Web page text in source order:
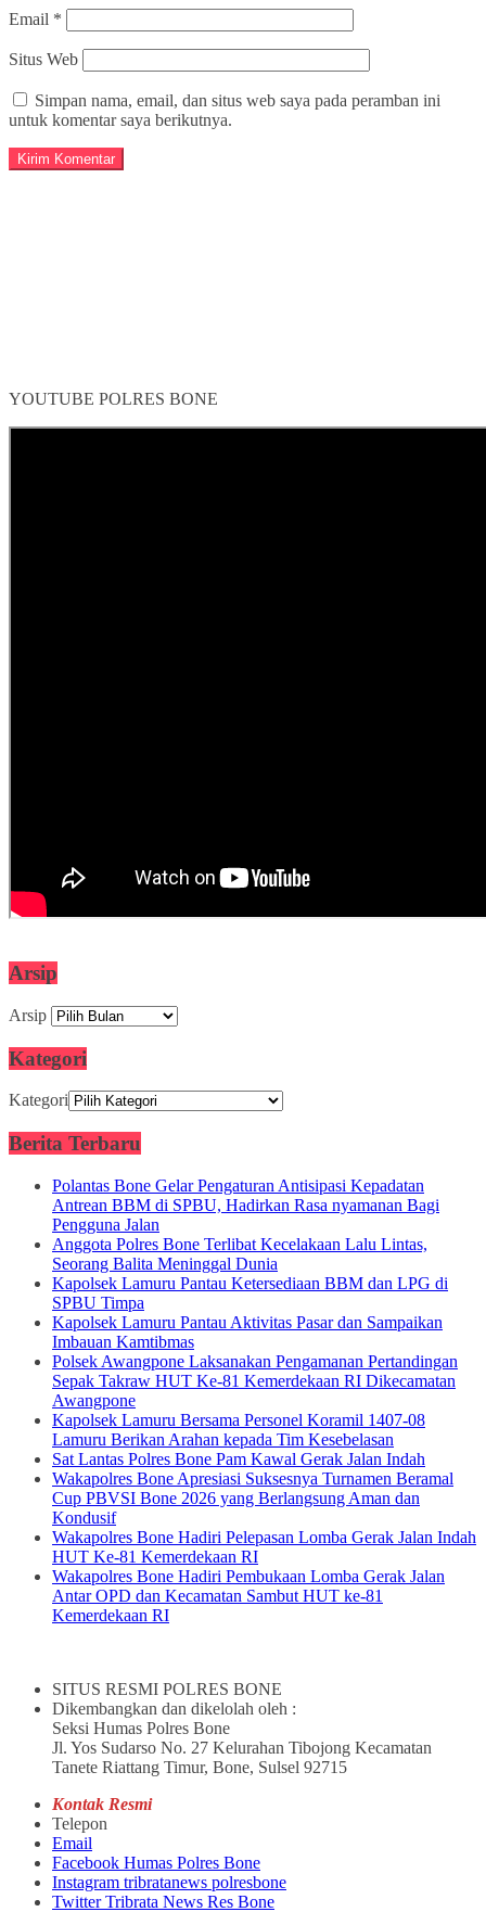
Email *
Situs Web
Simpan nama, email, dan situs web saya pada peramban ini
untuk komentar saya berikutnya.
YOUTUBE POLRES BONE
Arsip
Arsip
Kategori
Kategori
Berita Terbaru
Polantas Bone Gelar Pengaturan Antisipasi Kepadatan
Antrean BBM di SPBU, Hadirkan Rasa nyamanan Bagi
Pengguna Jalan
Anggota Polres Bone Terlibat Kecelakaan Lalu Lintas,
Seorang Balita Meninggal Dunia
Kapolsek Lamuru Pantau Ketersediaan BBM dan LPG di
SPBU Timpa
Kapolsek Lamuru Pantau Aktivitas Pasar dan Sampaikan
Imbauan Kamtibmas
Polsek Awangpone Laksanakan Pengamanan Pertandingan
Sepak Takraw HUT Ke-81 Kemerdekaan RI Dikecamatan
Awangpone
Kapolsek Lamuru Bersama Personel Koramil 1407-08
Lamuru Berikan Arahan kepada Tim Kesebelasan
Sat Lantas Polres Bone Pam Kawal Gerak Jalan Indah
Wakapolres Bone Apresiasi Suksesnya Turnamen Beramal
Cup PBVSI Bone 2026 yang Berlangsung Aman dan
Kondusif
Wakapolres Bone Hadiri Pelepasan Lomba Gerak Jalan Indah
HUT Ke-81 Kemerdekaan RI
Wakapolres Bone Hadiri Pembukaan Lomba Gerak Jalan
Antar OPD dan Kecamatan Sambut HUT ke-81
Kemerdekaan RI
SITUS RESMI POLRES BONE
Dikembangkan dan dikelolah oleh :
Seksi Humas Polres Bone
Jl. Yos Sudarso No. 27 Kelurahan Tibojong Kecamatan
Tanete Riattang Timur, Bone, Sulsel 92715
Kontak Resmi
Telepon
Email
Facebook Humas Polres Bone
Instagram tribratanews polresbone
Twitter Tribrata News Res Bone